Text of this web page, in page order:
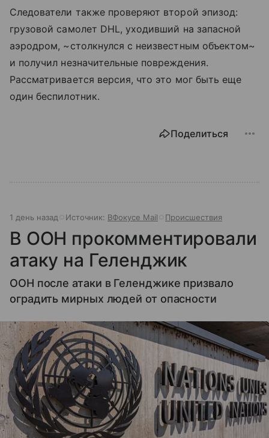
Следователи также проверяют второй эпизод:
грузовой самолет DHL, уходивший на запасной
аэродром, ~столкнулся с неизвестным объектом~
и получил незначительные повреждения.
Рассматривается версия, что это мог быть еще
один беспилотник.
Поделиться
1 день назад Источник: ВФокусе Mail Происшествия
В ООН прокомментировали
атаку на Геленджик
ООН после атаки в Геленджике призвало
оградить мирных людей от опасности